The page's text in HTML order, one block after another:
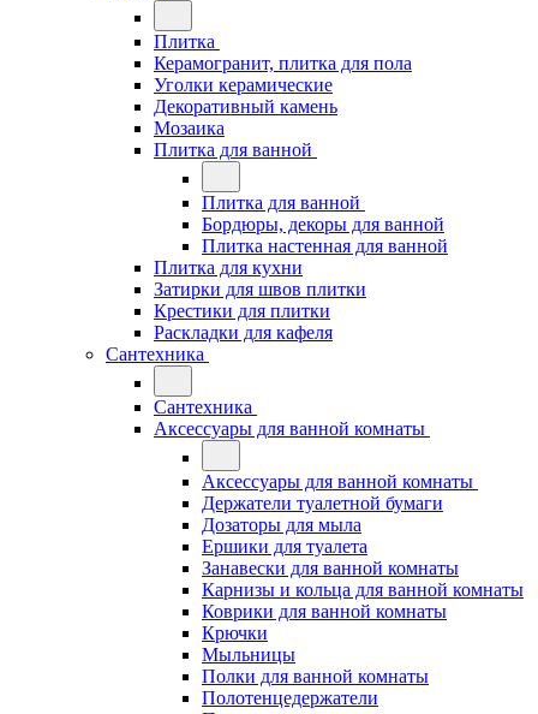
Плитка
Керамогранит, плитка для пола
Уголки керамические
Декоративный камень
Мозаика
Плитка для ванной
Плитка для ванной
Бордюры, декоры для ванной
Плитка настенная для ванной
Плитка для кухни
Затирки для швов плитки
Крестики для плитки
Раскладки для кафеля
Сантехника
Сантехника
Аксессуары для ванной комнаты
Аксессуары для ванной комнаты
Держатели туалетной бумаги
Дозаторы для мыла
Ершики для туалета
Занавески для ванной комнаты
Карнизы и кольца для ванной комнаты
Коврики для ванной комнаты
Крючки
Мыльницы
Полки для ванной комнаты
Полотенцедержатели